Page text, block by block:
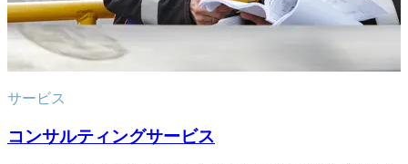
サービス
コンサルティングサービス